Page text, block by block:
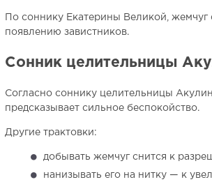
По соннику Екатерины Великой, жемчуг
появлению завистников.
Сонник целительницы
Согласно соннику целительницы
предсказывает сильное беспокойство.
Другие трактовки:
добывать жемчуг снится к
нанизывать его на нитку — к